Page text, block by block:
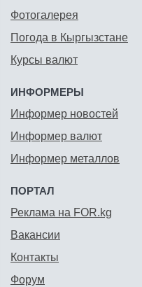
Фотогалерея
Погода в Кыргызстане
Курсы валют
ИНФОРМЕРЫ
Информер новостей
Информер валют
Информер металлов
ПОРТАЛ
Реклама на FOR.kg
Вакансии
Контакты
Форум